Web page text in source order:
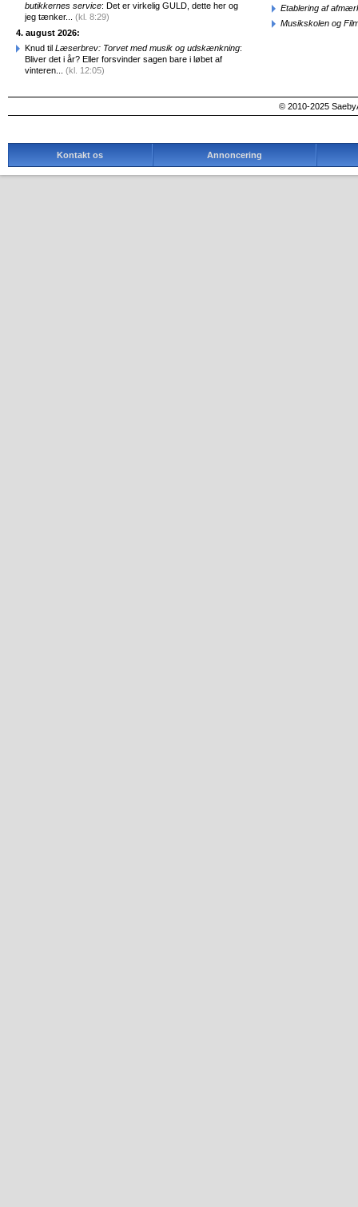
butikkernes service: Det er virkelig GULD, dette her og
jeg tænker... (kl. 8:29)
4. august 2026:
Knud til Læserbrev: Torvet med musik og udskænkning:
Bliver det i år? Eller forsvinder sagen bare i løbet af
vinteren... (kl. 12:05)
Etablering af
Musikskolen og
© 2010-2025
Kontakt os Annoncering